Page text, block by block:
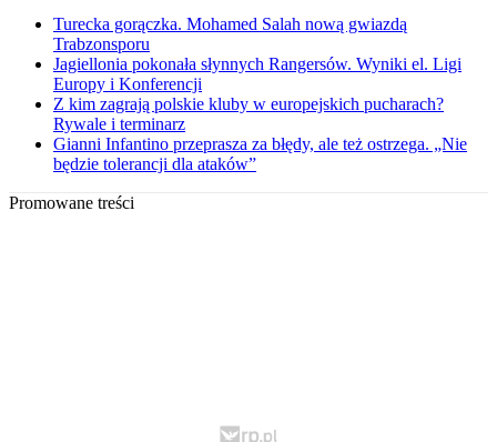
Turecka gorączka. Mohamed Salah nową gwiazdą
Trabzonsporu
Jagiellonia pokonała słynnych Rangersów. Wyniki el. Ligi
Europy i Konferencji
Z kim zagrają polskie kluby w europejskich pucharach?
Rywale i terminarz
Gianni Infantino przeprasza za błędy, ale też ostrzega. „Nie
będzie tolerancji dla ataków”
Promowane treści